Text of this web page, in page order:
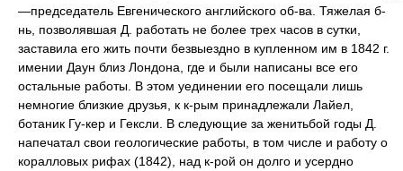
—председатель Евгенического английского об-ва. Тяжелая б-
нь, позволявшая Д. работать не более трех часов в сутки,
заставила его жить почти безвыездно в купленном им в 1842 г.
имении Даун близ Лондона, где и были написаны все его
остальные работы. В этом уединении его посещали лишь
немногие близкие друзья, к к-рым принадлежали Лайел,
ботаник Гу-кер и Гексли. В следующие за женитьбой годы Д.
напечатал свои геологические работы, в том числе и работу о
коралловых рифах (1842), над к-рой он долго и усердно